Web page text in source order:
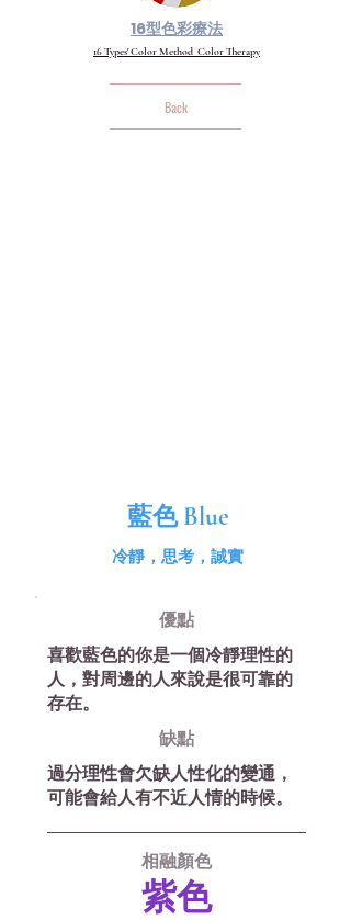
16型色彩療法
16 Types' Color Method Color Therapy
Back
藍色 Blue
冷靜，思考，誠實
優​點
喜歡藍色的你是一個冷靜理性的
人，對周邊的人來說是很可靠的
存在。
缺​點
過分理性會欠缺人性化的變通，
可能會給人有不近人情的時候。
相融顏色
紫色